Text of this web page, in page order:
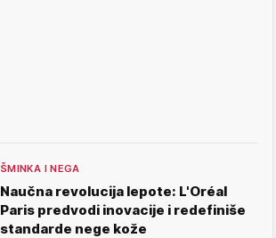
ŠMINKA I NEGA
Naučna revolucija lepote: L'Oréal
Paris predvodi inovacije i redefiniše
standarde nege kože